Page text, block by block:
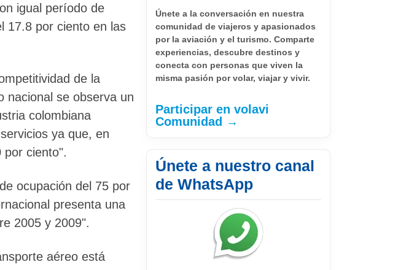
igual período de
17.8 por ciento en las
de la
nacional se observa un
colombiana
ya que, en
por ciento".
ocupación del 75 por
presenta una
2005 y 2009".
aéreo está
Únete a la conversación en nuestra
comunidad de viajeros y apasionados
por la aviación y el turismo. Comparte
experiencias, descubre destinos y
conecta con personas que viven la
misma pasión por volar, viajar y vivir.
Participar en volavi
Comunidad →
Únete a nuestro canal
de WhatsApp